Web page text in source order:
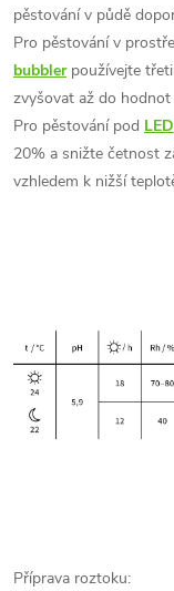
pěstování v půdě
Pro pěstování v
bubblerpoužívejte
zvyšovat až do hodnot
Pro pěstování pod LED
20% a snižte četnost
vzhledem k nižší
Příprava roztoku: